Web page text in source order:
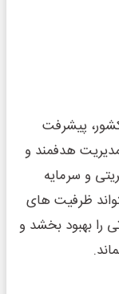
پیشرفت
هدفمند و
و سرمایه
ظرفیت ‌های
را بهبود بخشد و